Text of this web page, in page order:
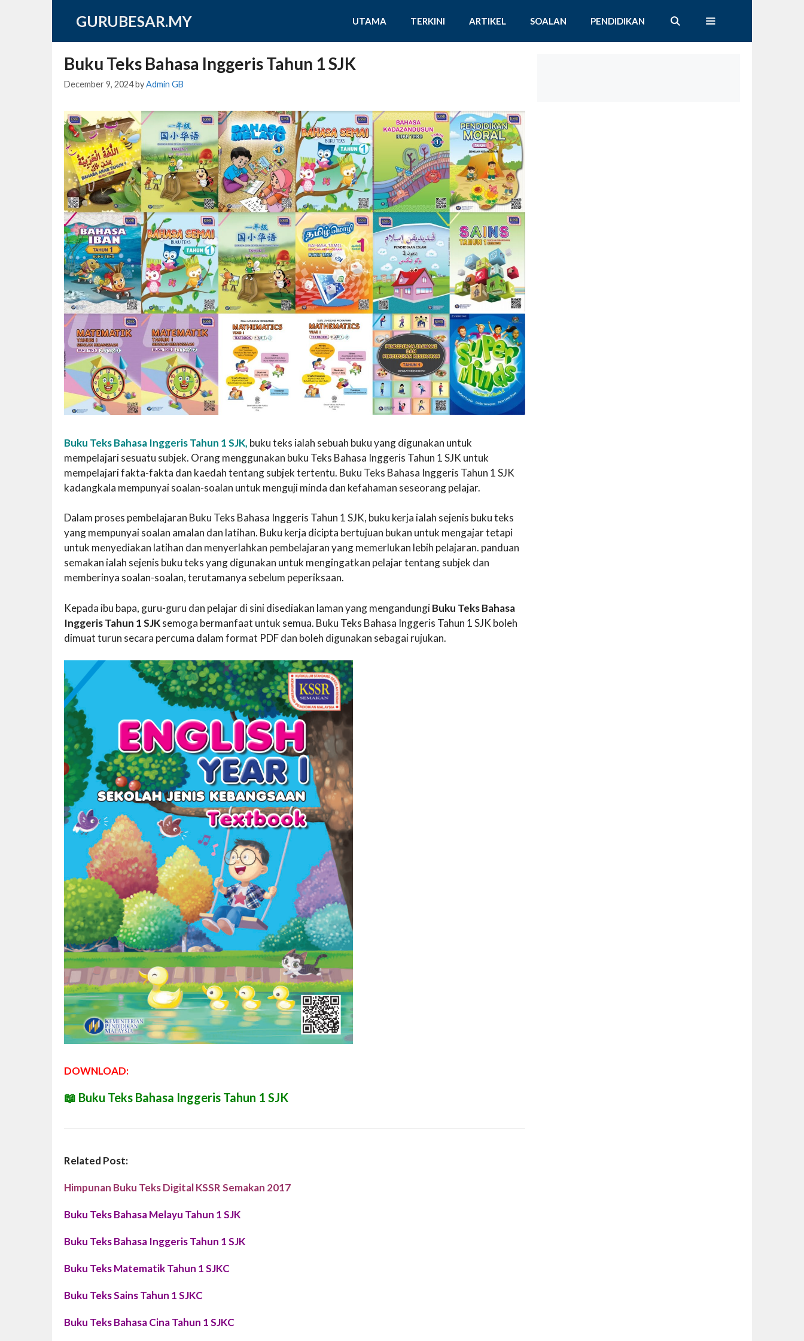
GURUBESAR.MY UTAMA TERKINI ARTIKEL SOALAN PENDIDIKAN
Buku Teks Bahasa Inggeris Tahun 1 SJK
December 9, 2024byAdmin GB
Buku Teks Bahasa Inggeris Tahun 1 SJK, buku teks ialah sebuah buku yang digunakan untuk
mempelajari sesuatu subjek. Orang menggunakan buku Teks Bahasa Inggeris Tahun 1 SJK untuk
mempelajari fakta-fakta dan kaedah tentang subjek tertentu. Buku Teks Bahasa Inggeris Tahun 1 SJK
kadangkala mempunyai soalan-soalan untuk menguji minda dan kefahaman seseorang pelajar.
Dalam proses pembelajaran Buku Teks Bahasa Inggeris Tahun 1 SJK, buku kerja ialah sejenis buku teks
yang mempunyai soalan amalan dan latihan. Buku kerja dicipta bertujuan bukan untuk mengajar tetapi
untuk menyediakan latihan dan menyerlahkan pembelajaran yang memerlukan lebih pelajaran. panduan
semakan ialah sejenis buku teks yang digunakan untuk mengingatkan pelajar tentang subjek dan
memberinya soalan-soalan, terutamanya sebelum peperiksaan.
Kepada ibu bapa, guru-guru dan pelajar di sini disediakan laman yang mengandungiBuku Teks Bahasa
Inggeris Tahun 1 SJKsemoga bermanfaat untuk semua. Buku Teks Bahasa Inggeris Tahun 1 SJK boleh
dimuat turun secara percuma dalam format PDF dan boleh digunakan sebagai rujukan.
DOWNLOAD:
📖 Buku Teks Bahasa Inggeris Tahun 1 SJK
Related Post:
Himpunan Buku Teks Digital KSSR Semakan 2017
Buku Teks Bahasa Melayu Tahun 1 SJK
Buku Teks Bahasa Inggeris Tahun 1 SJK
Buku Teks Matematik Tahun 1 SJKC
Buku Teks Sains Tahun 1 SJKC
Buku Teks Bahasa Cina Tahun 1 SJKC